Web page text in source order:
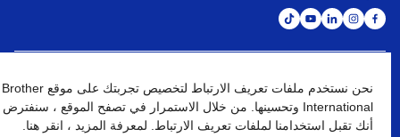
الشبكة العالمية
نهج الخصوصية شروط الإستخدام خريطة الموقع الإنتقال إلى الموقع العالمي
نحن نستخدم ملفات تعريف الارتباط لتخصيص تجربتك على موقع Brother
International وتحسينها. من خلال الاستمرار في تصفح الموقع ، سنفترض
أنك تقبل استخدامنا لملفات تعريف الارتباط. لمعرفة المزيد ، انقر هنا.